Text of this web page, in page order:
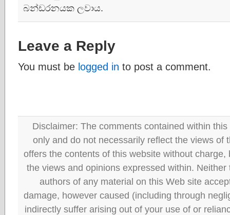
බන්ඩරනයක ලවාය.
Leave a Reply
You must be logged in to post a comment.
Disclaimer: The comments contained within
only and do not necessarily reflect the views of
offers the contents of this website without
the views and opinions expressed within.
authors of any material on this Web site
damage, however caused (including through
indirectly suffer arising out of your use of or